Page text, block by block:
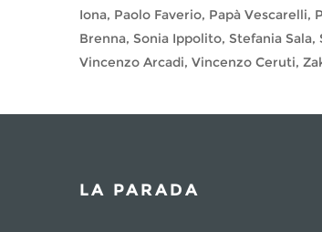
Iona, Paolo Faverio, Papà Vescarelli,
Brenna, Sonia Ippolito, Stefania
Vincenzo Arcadi, Vincenzo Ceruti,
LA PARADA